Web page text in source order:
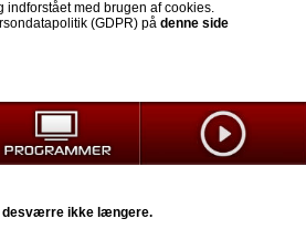
indforstået med brugen af cookies.
(GDPR) på denne side
desværre ikke længere.